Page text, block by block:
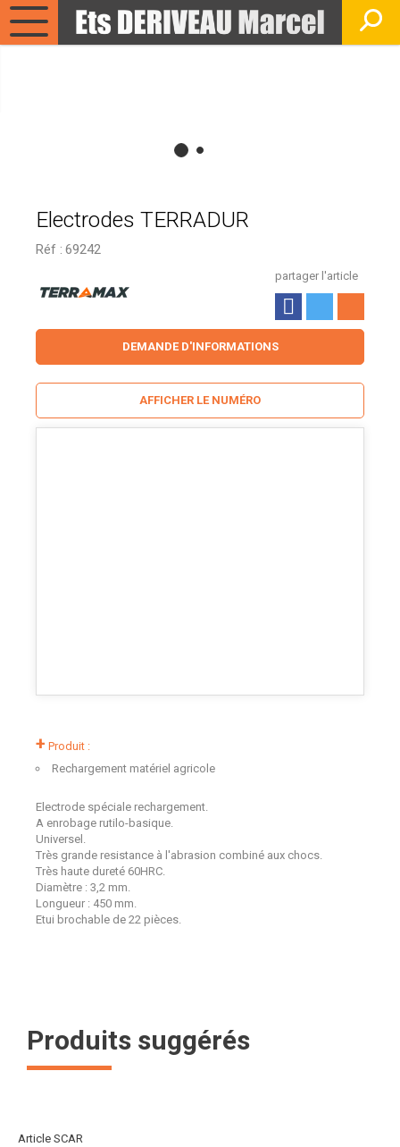
Electrodes TERRADUR
Réf : 69242
+ Produit :
Rechargement matériel agricole
partager l'article
Electrode spéciale rechargement.
A enrobage rutilo-basique.
Universel.
Très grande resistance à l'abrasion combiné aux chocs.
Très haute dureté 60HRC.
Diamètre : 3,2 mm.
Longueur : 450 mm.
Etui brochable de 22 pièces.
DEMANDE D'INFORMATIONS
AFFICHER LE NUMÉRO
Produits suggérés
Article SCAR